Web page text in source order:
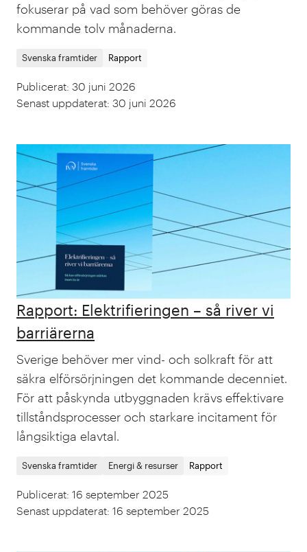
fokuserar på vad som behöver göras de
kommande tolv månaderna.
Svenska framtider Rapport
Publicerat: 30 juni 2026
Senast uppdaterat: 30 juni 2026
Rapport: Elektrifieringen – så river vi
barriärerna
Sverige behöver mer vind- och solkraft för att
säkra elförsörjningen det kommande decenniet.
För att påskynda utbyggnaden krävs effektivare
tillståndsprocesser och starkare incitament för
långsiktiga elavtal.
Svenska framtider Energi & resurser Rapport
Publicerat: 16 september 2025
Senast uppdaterat: 16 september 2025